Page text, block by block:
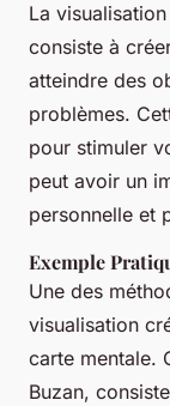
La
consiste à
atteindre des
problèmes.
pour stimuler
peut avoir un
personnelle et
Exemple
Une des
visualisation
carte mentale.
Buzan,